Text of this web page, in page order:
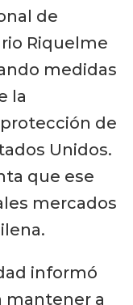
de
Riquelme
medidas
la
de
Unidos.
que ese
mercados
informó
mantener a